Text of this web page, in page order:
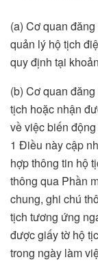
(a) Cơ quan
quản lý hộ tịch
quy định tại
(b) Cơ quan
tịch hoặc nhận
về việc biến
1 Điều này cập
hợp thông tin hộ
thông qua Phần
chung, ghi chú
tịch tương ứng
được giấy tờ hộ
trong ngày làm